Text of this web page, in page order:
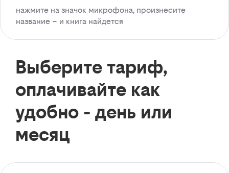
нажмите на значок микрофона, произнесите
название – и книга найдется
Выберите тариф,
оплачивайте как
удобно - день или
месяц